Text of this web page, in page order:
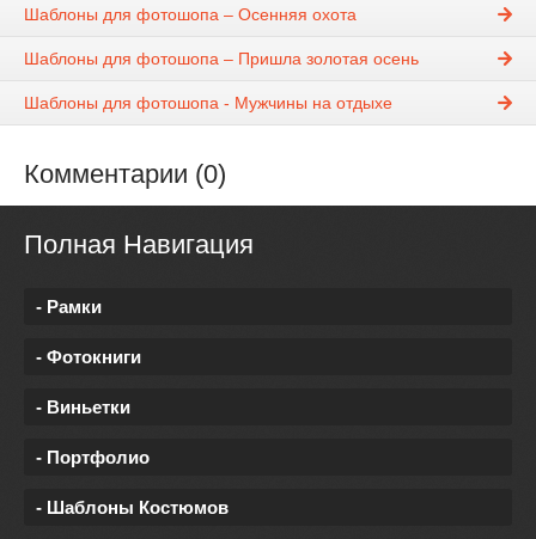
Шаблоны для фотошопа – Осенняя охота
Шаблоны для фотошопа – Пришла золотая осень
Шаблоны для фотошопа - Мужчины на отдыхе
Комментарии (0)
Полная Навигация
- Рамки
- Фотокниги
- Виньетки
- Портфолио
- Шаблоны Костюмов